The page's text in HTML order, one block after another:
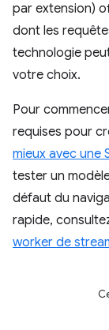
par extension)
dont les
technologie
votre choix.
Pour
requises pour
mieux avec une
tester un
défaut du
rapide,
worker de